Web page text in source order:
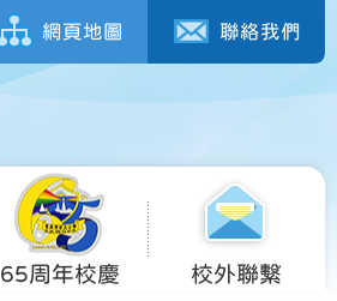
網頁地圖 聯絡我們
65周年校慶 校外聯繫